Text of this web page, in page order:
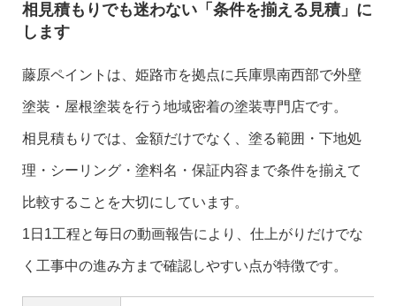
相見積もりでも迷わない「条件を揃える見積」に
します
藤原ペイントは、姫路市を拠点に兵庫県南西部で外壁
塗装・屋根塗装を行う地域密着の塗装専門店です。
相見積もりでは、金額だけでなく、塗る範囲・下地処
理・シーリング・塗料名・保証内容まで条件を揃えて
比較することを大切にしています。
1日1工程と毎日の動画報告により、仕上がりだけでな
く工事中の進み方まで確認しやすい点が特徴です。